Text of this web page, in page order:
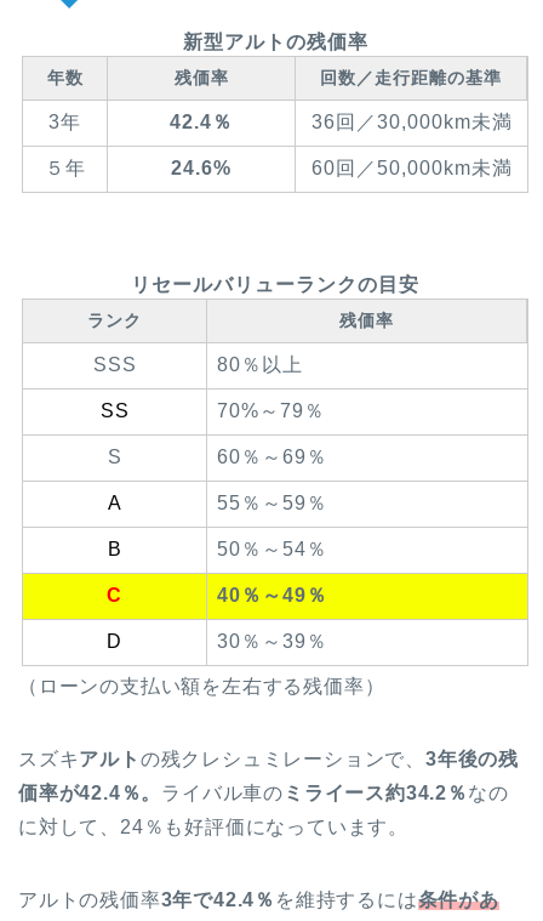
新型アルトの残価率
年数 残価率 回数／走行距離の基準
3年 42.4 ％ 36回／30,000km未満
５年 24.6% 60回／50,000km未満
リセールバリューランクの目安
ランク 残価率
SSS 80％以上
SS 70%～79％
S 60％～69％
A 55％～59％
B 50％～54％
C 40％～49％
D 30％～39％
（ローンの支払い額を左右する残価率）
スズキアルト の残クレシュミレーションで、3年後の残
価率が42.4％。 ライバル車の ミライース約34.2％ なの
に対して、24％も好評価になっています。
アルトの残価率3年で42.4％ を維持するには条件があ